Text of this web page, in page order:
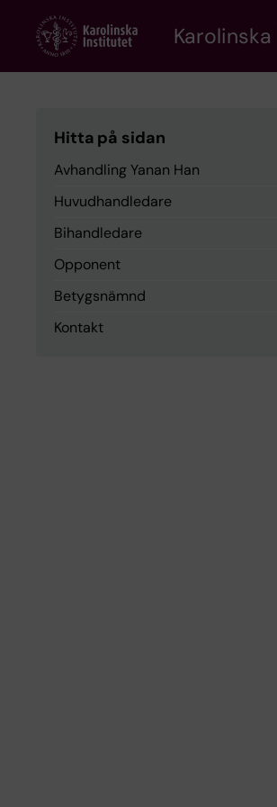
content
Hitta på sidan
Avhandling Yanan Han
Huvudhandledare
Bihandledare
Opponent
Betygsnämnd
Kontakt